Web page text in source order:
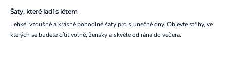
Šaty, které ladí s létem
Lehké, vzdušné a krásně pohodlné šaty pro slunečné dny. Objevte střihy, ve
kterých se budete cítit volně, žensky a skvěle od rána do večera.